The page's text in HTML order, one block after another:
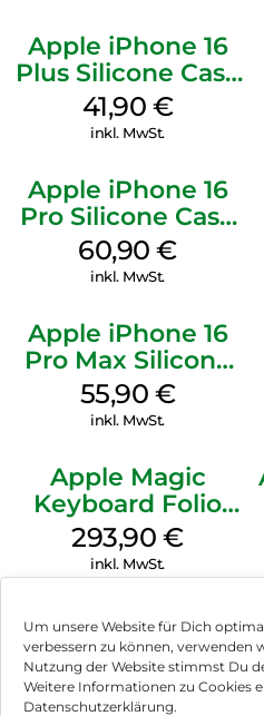
Um unsere Website für Dich
verbessern zu können, verwenden
Nutzung der Website stimmst Du
Weitere Informationen zu Cookies
Datenschutzerklärung.
Apple iPhone 16
Plus Silicone Case
MagSafe Stone
Gray
41,90 €
inkl. MwSt.
Apple iPhone 16
Pro Silicone Case
MagSafe Stone
Gray
60,90€
inkl. MwSt.
Apple iPhone 16
Pro Max Silicone
Case MagSafe
Stone Gray
55,90 €
inkl. MwSt.
Apple Magic
Keyboard Folio
iPad 10.9″ (10.Gen.)
Weiß
293,90€
inkl. MwSt.
Impressum